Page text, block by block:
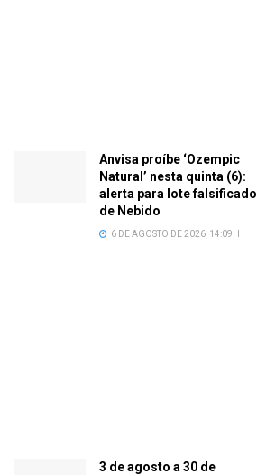
Anvisa proíbe ‘Ozempic
Natural’ nesta quinta (6):
alerta para lote falsificado
de Nebido
6 DE AGOSTO DE 2026, 14:09H
3 de agosto a 30 de